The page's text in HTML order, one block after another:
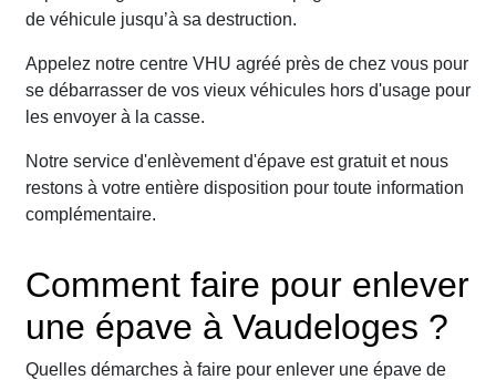
de véhicule jusqu’à sa destruction.
Appelez notre centre VHU agréé près de chez vous pour
se débarrasser de vos vieux véhicules hors d'usage pour
les envoyer à la casse.
Notre service d'enlèvement d'épave est gratuit et nous
restons à votre entière disposition pour toute information
complémentaire.
Comment faire pour enlever
une épave à Vaudeloges ?
Quelles démarches à faire pour enlever une épave de